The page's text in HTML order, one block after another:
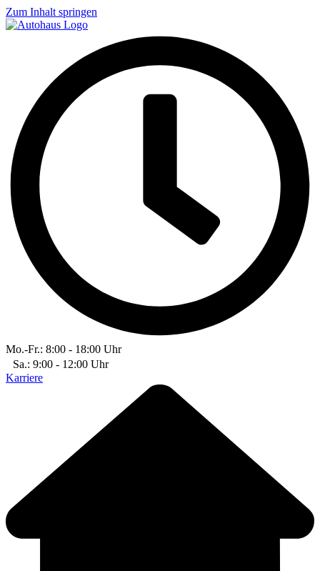
Zum Inhalt springen
Mo.-Fr.: 8:00 - 18:00 Uhr
Sa.: 9:00 - 12:00 Uhr
Karriere